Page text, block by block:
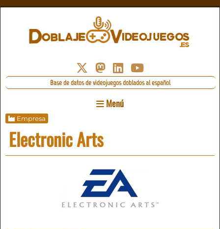
Base de datos de videojuegos doblados al español
Menú
Empresa
Electronic Arts